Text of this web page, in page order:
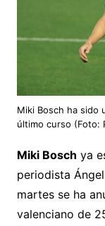
Miki Bosch ha sido
último curso (Foto:
Miki Bosch ya
periodista
martes se ha
valenciano de